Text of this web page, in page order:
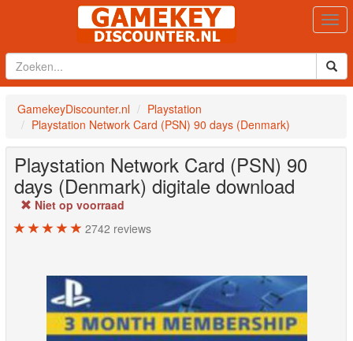
GamekeyDiscounter.nl
Playstation
Playstation Network Card (PSN) 90 days (Denmark)
Playstation Network Card (PSN) 90
days (Denmark) digitale download
Niet op voorraad
2742 reviews